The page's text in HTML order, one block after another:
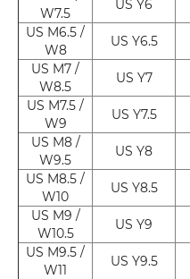
W7.5
US Y6
US M6.5 /
W8
US Y6.5
US M7 /
W8.5
US Y7
US M7.5 /
W9
US Y7.5
US M8 /
W9.5
US Y8
US M8.5 /
W10
US Y8.5
US M9 /
W10.5
US Y9
US M9.5 /
W11
US Y9.5